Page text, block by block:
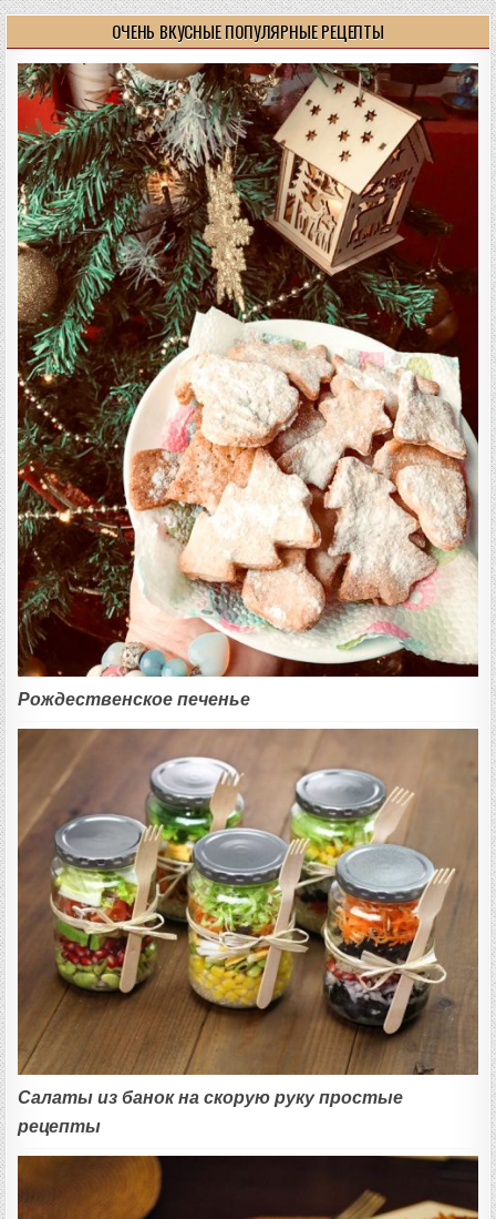
ОЧЕНЬ ВКУСНЫЕ ПОПУЛЯРНЫЕ РЕЦЕПТЫ
Рождественское печенье
Салаты из банок на скорую руку простые
рецепты